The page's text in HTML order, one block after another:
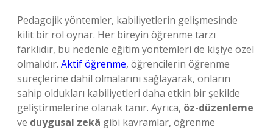
Pedagojik yöntemler, kabiliyetlerin gelişmesinde
kilit bir rol oynar. Her bireyin öğrenme tarzı
farklıdır, bu nedenle eğitim yöntemleri de kişiye özel
olmalıdır. Aktif öğrenme, öğrencilerin öğrenme
süreçlerine dahil olmalarını sağlayarak, onların
sahip oldukları kabiliyetleri daha etkin bir şekilde
geliştirmelerine olanak tanır. Ayrıca, öz-düzenleme
ve duygusal zekâ gibi kavramlar, öğrenme